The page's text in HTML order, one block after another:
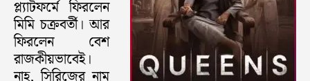
প্ল্যাটফর্মে ফিরলেন
মিমি চক্রবর্তী। আর
ফিরলেন বেশ
রাজকীয়ভাবেই।